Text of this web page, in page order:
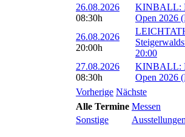
26.08.2026
08:30h
KINBALL:
Open 2026
26.08.2026
20:00h
20:00
27.08.2026
08:30h
KINBALL:
Open 2026
Vorherige Nächste
Alle Termine Messen
Sonstige